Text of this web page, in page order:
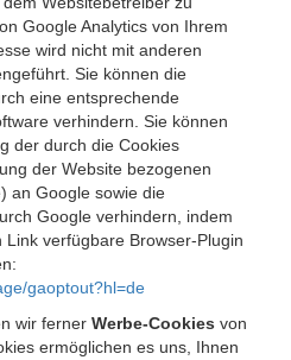
Google Analytics von Ihrem
wird nicht mit anderen
Sie können die
eine entsprechende
verhindern. Sie können
der durch die Cookies
der Website bezogenen
an Google sowie die
Google verhindern, indem
verfügbare Browser-Plugin
gaoptout?hl=de
wir ferner Werbe-Cookies von
ermöglichen es uns, Ihnen